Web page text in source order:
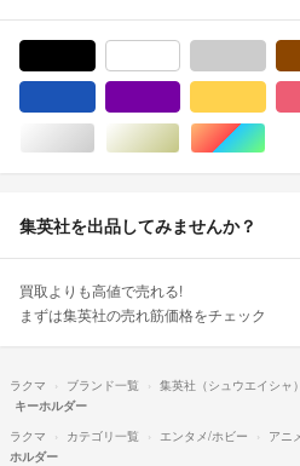
シルバー/銀色系ゴールド/金色系
マル
集英社を出品してみませんか？
買取よりも高値で売れる!
まずは集英社の売れ筋価格をチェック
ラクマ ブランド一覧 集英社（シュウエイシャ）
キーホルダー
ラクマ
カテゴリ一覧 エンタメ/ホビー アニ
ホルダー